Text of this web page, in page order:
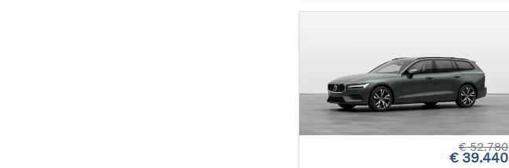
€ 52.780
€ 39.440